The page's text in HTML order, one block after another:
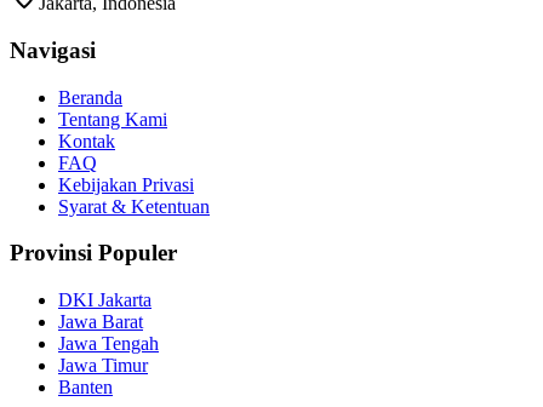
Navigasi
Beranda
Tentang Kami
Kontak
FAQ
Kebijakan Privasi
Syarat & Ketentuan
Provinsi Populer
DKI Jakarta
Jawa Barat
Jawa Tengah
Jawa Timur
Banten